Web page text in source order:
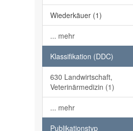
Wiederkäuer (1)
... mehr
Klassifikation (DDC)
630 Landwirtschaft,
Veterinärmedizin (1)
... mehr
Publikationstyp